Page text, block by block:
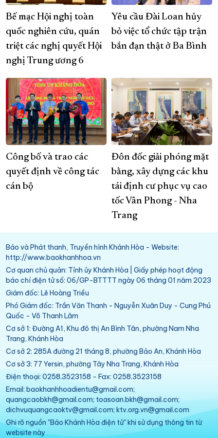
Bế mạc Hội nghị toàn
quốc nghiên cứu, quán
triệt các nghị quyết Hội
nghị Trung ương 6
Yêu cầu Đài Loan hủy
bỏ việc tổ chức tập trận
bắn đạn thật ở Ba Bình
Công bố và trao các
quyết định về công tác
cán bộ
Đôn đốc giải phóng mặt
bằng, xây dựng các khu
tái định cư phục vụ cao
tốc Vân Phong - Nha
Trang
Báo và Phát thanh, Truyền hình Khánh Hòa - Website:
http://www.baokhanhhoa.vn
Cơ quan chủ quản: Tỉnh ủy Khánh Hòa | Giấy phép hoạt động
báo chí điện tử số: 06/GP-BTTTT ngày 06 tháng 01 năm 2023
Giám đốc: Lê Hoàng Triều
Phó Giám đốc: Trần Văn Thanh - Nguyễn Xuân Duy - Cung Phú
Quốc - Võ Thanh Lâm
Cơ sở 1: Đường A1, Khu đô thị An Bình Tân, phường Nam Nha
Trang, Khánh Hòa
Cơ sở 2: 285A đường 21 tháng 8, phường Bảo An, Khánh Hòa
Cơ sở 3: 77 Yersin, phường Tây Nha Trang, Khánh Hòa
Điện thoại: 0258.3523158 - Fax: 0258.3523158
Email: baokhanhhoadientu@gmail.com;
quangcaobkh@gmail.com; toasoan.bkh@gmail.com;
dichvuquangcaoktv@gmail.com; ktv.org.vn@gmail.com
Ghi rõ nguồn "Báo Khánh Hòa điện tử" khi sử dụng thông tin từ
website này